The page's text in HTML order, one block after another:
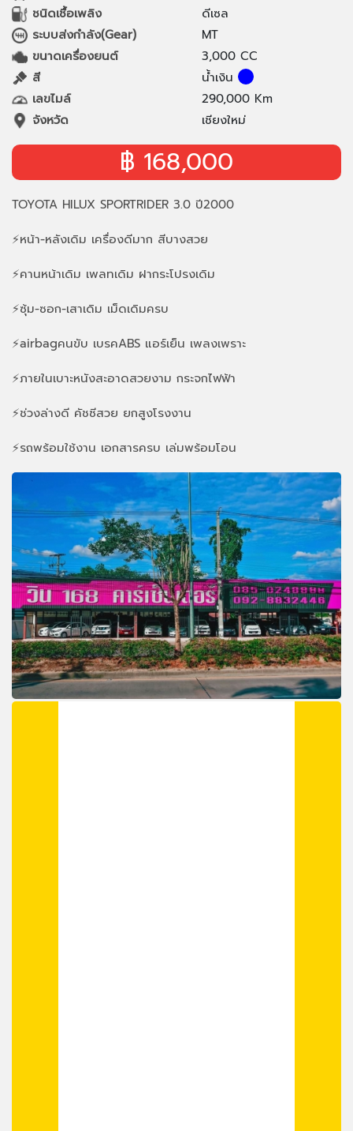
ชนิดเชื้อเพลิง
ดีเซล
ระบบส่งกำลัง(Gear)
MT
ขนาดเครื่องยนต์
3,000 CC
สี
น้ำเงิน
เลขไมล์
290,000 Km
จังหวัด
เชียงใหม่
฿ 168,000
TOYOTA HILUX SPORTRIDER 3.0 ปี2000
⚡️หน้า-หลังเดิม เครื่องดีมาก สีบางสวย
⚡️คานหน้าเดิม เพลทเดิม ฝากระโปรงเดิม
⚡️ซุ้ม-ซอก-เสาเดิม เม็ดเดิมครบ
⚡️airbagคนขับ เบรคABS แอร์เย็น เพลงเพราะ
⚡️ภายในเบาะหนังสะอาดสวยงาม กระจกไฟฟ้า
⚡️ช่วงล่างดี คัชซีสวย ยกสูงโรงงาน
⚡️รถพร้อมใช้งาน เอกสารครบ เล่มพร้อมโอน